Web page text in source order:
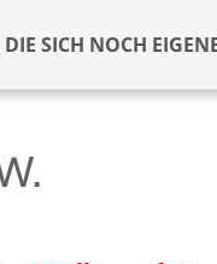
SICH NOCH